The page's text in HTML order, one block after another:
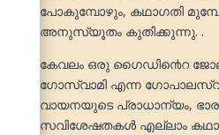
പോകുമ്പോഴും, കഥാഗതി
അനുസ്യൂതം കുതിക്കുന്നു. .
കേവലം ഒരു ഗൈഡി൯െറ
ഗോസ്വാമി എന്ന
വായനയുടെ പ്രാധാന്യം,
സവിശേഷതകൾ എല്ലാം